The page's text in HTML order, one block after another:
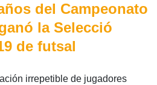
del Campeonato
la Selecció
de futsal
irrepetible de jugadores